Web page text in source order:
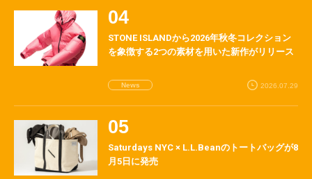
STONE ISLANDから2026年秋冬コレクション
を象徴する2つの素材を用いた新作がリリース
News 2026.07.29
Saturdays NYC × L.L.Beanのトートバッグが8
月5日に発売